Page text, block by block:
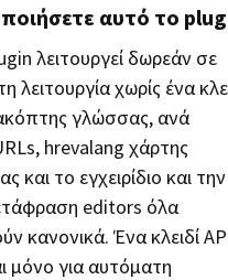
αυτό το
λειτουργεί δωρεάν σε
λειτουργία χωρίς ένα
γλώσσας, ανά
hrevalang χάρτης
και το εγχειρίδιο και την
editors όλα
κανονικά. Ένα κλειδί
μόνο για αυτόματη